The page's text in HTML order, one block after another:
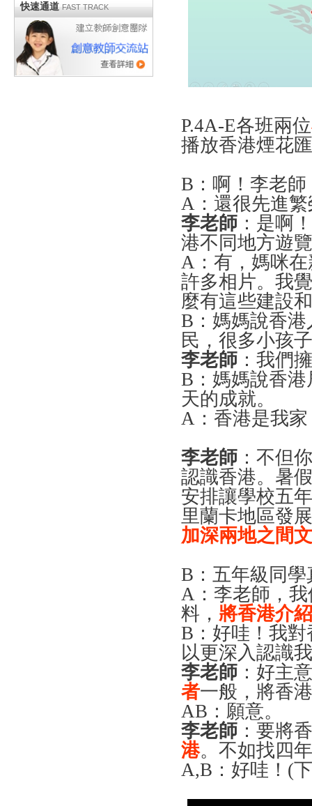
快速通道 FAST TRACK
P.4A-E各班兩位
播放香港煙花
B ：啊！李老
A ：還很先進
李老師 ：是啊
港不同地方遊
A ：有，媽咪
許多相片。我
麼有這些建設
B ：媽媽說香
民，很多小孩
李老師 ：我們
B ：媽媽說香
天的成就。
A ：香港是我
李老師 ：不但
認識香港。暑
安排讓學校五
里蘭卡地區發
加深兩地之間
B ：五年級同
A ：李老師，
料， 將香港介紹
B ：好哇！我
以更深入認識
李老師 ：好主
者一般，將香
AB ：願意。
李老師 ：要將
港。不如找四
A,B ：好哇！(